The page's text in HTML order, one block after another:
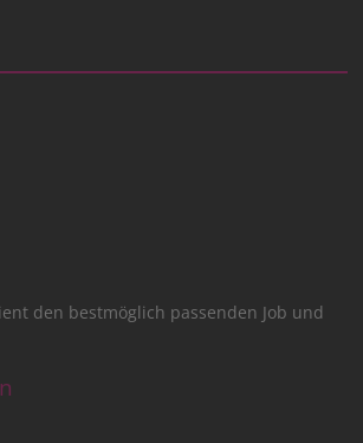
den bestmöglich passenden Job und